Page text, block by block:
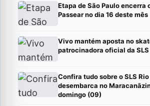
Etapa de São Paulo encerra
Passear no dia 16 deste mês
Vivo mantém aposta no
patrocinadora oficial da
Confira tudo sobre o SLS
desembarca no
domingo (09)